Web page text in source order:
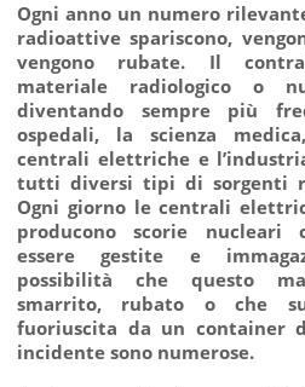
Ogni anno un numero
radioattive spariscono,
vengono rubate. Il
materiale radiologico o
diventando sempre più
ospedali, la scienza
centrali elettriche e
tutti diversi tipi di sorgenti
Ogni giorno le centrali
producono scorie nucleari
essere gestite e
possibilità che questo
smarrito, rubato o che
fuoriuscita da un container
incidente sono numerose.